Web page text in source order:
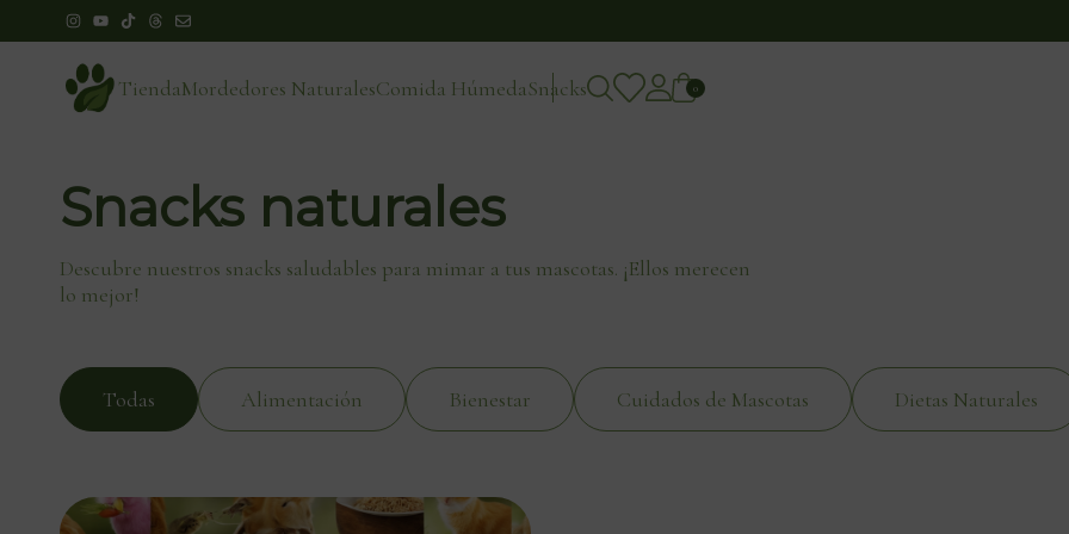
TiendaMordedores NaturalesComida HúmedaSnacks 0
Snacks naturales
Descubre nuestros snacks saludables para mimar a tus mascotas. ¡Ellos merecen
lo mejor!
Todas Alimentación Bienestar Cuidados de Mascotas Dietas Naturales